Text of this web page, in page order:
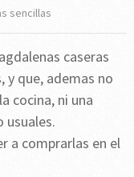
sencillas
caseras
y que, ademas no
cocina, ni una
usuales.
a comprarlas en el